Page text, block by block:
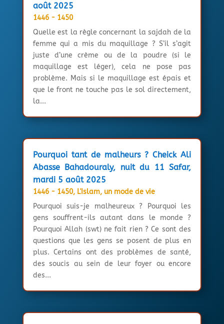
août 2025
1446 - 1450
Quelle est la règle concernant la sajdah de la
femme qui a mis du maquillage ? S’il s’agit
juste d’une crème ou de la poudre (si le
maquillage est léger), cela ne pose pas
problème. Mais si le maquillage est épais et
que le front ne touche pas le sol directement,
la...
Pourquoi tant de malheurs ? Cheick Ali
Abasse Bahadouraly, nuit du 11 Safar,
mardi 5 août 2025
1446 - 1450, L'Islam, un mode de vie
Pourquoi suis-je malheureux ? Pourquoi les
gens souffrent-ils autant dans le monde ?
Pourquoi Allah (swt) ne fait rien ? Ce sont des
questions que les gens se posent de plus en
plus. Certains ont des problèmes de santé,
des soucis au sein de leur foyer ou encore
des...